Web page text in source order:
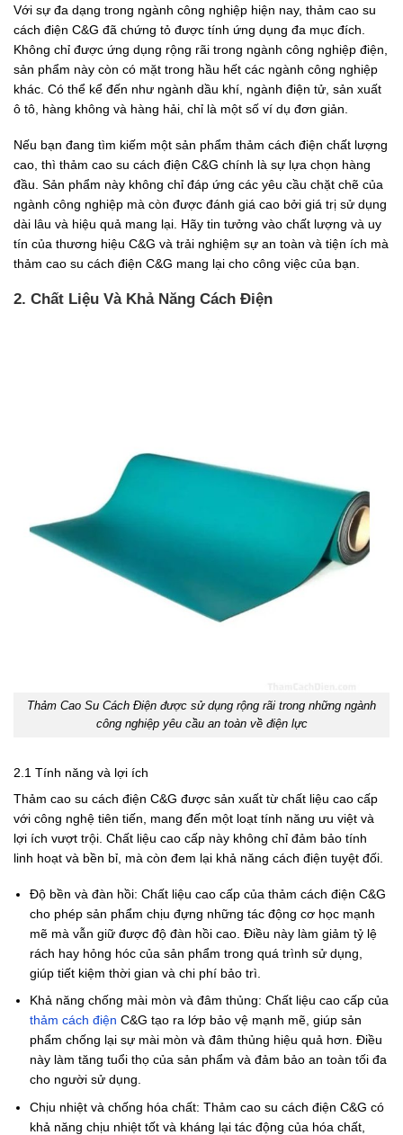
Với sự đa dạng trong ngành công nghiệp hiện nay, thảm cao su
cách điện C&G đã chứng tỏ được tính ứng dụng đa mục đích.
Không chỉ được ứng dụng rộng rãi trong ngành công nghiệp điện,
sản phẩm này còn có mặt trong hầu hết các ngành công nghiệp
khác. Có thể kể đến như ngành dầu khí, ngành điện tử, sản xuất
ô tô, hàng không và hàng hải, chỉ là một số ví dụ đơn giản.
Nếu bạn đang tìm kiếm một sản phẩm thảm cách điện chất lượng
cao, thì thảm cao su cách điện C&G chính là sự lựa chọn hàng
đầu. Sản phẩm này không chỉ đáp ứng các yêu cầu chặt chẽ của
ngành công nghiệp mà còn được đánh giá cao bởi giá trị sử dụng
dài lâu và hiệu quả mang lại. Hãy tin tưởng vào chất lượng và uy
tín của thương hiệu C&G và trải nghiệm sự an toàn và tiện ích mà
thảm cao su cách điện C&G mang lại cho công việc của bạn.
2. Chất Liệu Và Khả Năng Cách Điện
Thảm Cao Su Cách Điện được sử dụng rộng rãi trong những ngành
công nghiệp yêu cầu an toàn về điện lực
2.1 Tính năng và lợi ích
Thảm cao su cách điện C&G được sản xuất từ chất liệu cao cấp
với công nghệ tiên tiến, mang đến một loạt tính năng ưu việt và
lợi ích vượt trội. Chất liệu cao cấp này không chỉ đảm bảo tính
linh hoạt và bền bỉ, mà còn đem lại khả năng cách điện tuyệt đối.
Độ bền và đàn hồi: Chất liệu cao cấp của thảm cách điện C&G
cho phép sản phẩm chịu đựng những tác động cơ học mạnh
mẽ mà vẫn giữ được độ đàn hồi cao. Điều này làm giảm tỷ lệ
rách hay hỏng hóc của sản phẩm trong quá trình sử dụng,
giúp tiết kiệm thời gian và chi phí bảo trì.
Khả năng chống mài mòn và đâm thủng: Chất liệu cao cấp của
thảm cách điện C&G tạo ra lớp bảo vệ mạnh mẽ, giúp sản
phẩm chống lại sự mài mòn và đâm thủng hiệu quả hơn. Điều
này làm tăng tuổi thọ của sản phẩm và đảm bảo an toàn tối đa
cho người sử dụng.
Chịu nhiệt và chống hóa chất: Thảm cao su cách điện C&G có
khả năng chịu nhiệt tốt và kháng lại tác động của hóa chất,